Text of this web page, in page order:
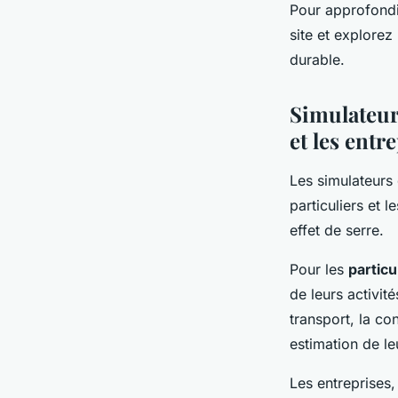
Pour
site et
durable.
et les
Les
particuliers et
effet de serre.
Pour les
de leurs
transport, la
estimation de
Les